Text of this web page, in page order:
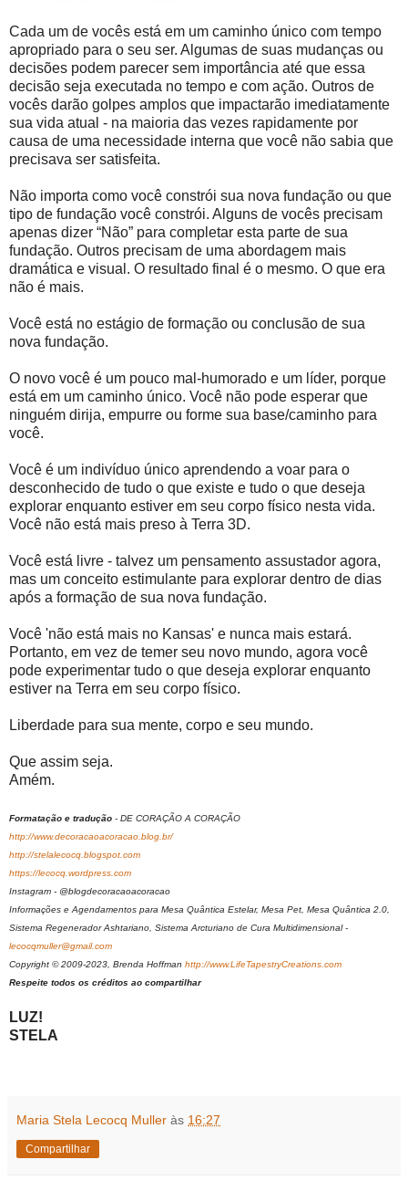
Cada um de vocês está em um caminho único com tempo
apropriado para o seu ser. Algumas de suas mudanças ou
decisões podem parecer sem importância até que essa
decisão seja executada no tempo e com ação. Outros de
vocês darão golpes amplos que impactarão imediatamente
sua vida atual - na maioria das vezes rapidamente por
causa de uma necessidade interna que você não sabia que
precisava ser satisfeita.
Não importa como você constrói sua nova fundação ou que
tipo de fundação você constrói. Alguns de vocês precisam
apenas dizer “Não” para completar esta parte de sua
fundação. Outros precisam de uma abordagem mais
dramática e visual. O resultado final é o mesmo. O que era
não é mais.
Você está no estágio de formação ou conclusão de sua
nova fundação.
O novo você é um pouco mal-humorado e um líder, porque
está em um caminho único. Você não pode esperar que
ninguém dirija, empurre ou forme sua base/caminho para
você.
Você é um indivíduo único aprendendo a voar para o
desconhecido de tudo o que existe e tudo o que deseja
explorar enquanto estiver em seu corpo físico nesta vida.
Você não está mais preso à Terra 3D.
Você está livre - talvez um pensamento assustador agora,
mas um conceito estimulante para explorar dentro de dias
após a formação de sua nova fundação.
Você 'não está mais no Kansas' e nunca mais estará.
Portanto, em vez de temer seu novo mundo, agora você
pode experimentar tudo o que deseja explorar enquanto
estiver na Terra em seu corpo físico.
Liberdade para sua mente, corpo e seu mundo.
Que assim seja.
Amém.
Formatação e tradução - DE CORAÇÃO A CORAÇÃO
http://www.decoracaoacoracao.blog.br/
http://stelalecocq.blogspot.com
https://lecocq.wordpress.com
Instagram - @blogdecoracaoacoracao
Informações e Agendamentos para Mesa Quântica Estelar, Mesa Pet, Mesa Quântica 2.0,
Sistema Regenerador Ashtariano, Sistema Arcturiano de Cura Multidimensional -
lecocqmuller@gmail.com
Copyright © 2009-2023, Brenda Hoffman http://www.LifeTapestryCreations.com
Respeite todos os créditos ao compartilhar
LUZ!
STELA
Maria Stela Lecocq Muller às 16:27
Compartilhar